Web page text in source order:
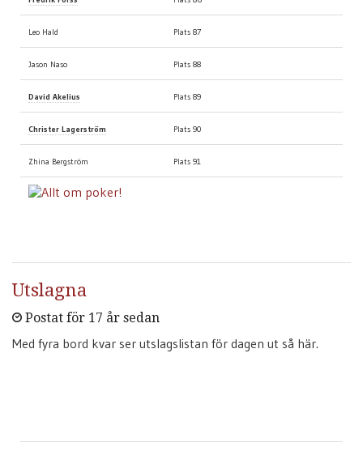
Leo Hald Plats 87
Jason Naso Plats 88
David Akelius Plats 89
Christer Lagerström Plats 90
Zhina Bergström Plats 91
Utslagna
Postat för 17 år sedan
Med fyra bord kvar ser utslagslistan för dagen ut så här.